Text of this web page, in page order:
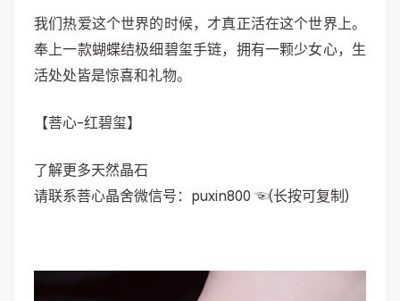
我们热爱这个世界的时候，才真正活在这个世界上。
奉上一款蝴蝶结极细碧玺手链，拥有一颗少女心，生
活处处皆是惊喜和礼物。
【菩心-红碧玺】
了解更多天然晶石
请联系菩心晶舍微信号：puxin800 ☜(长按可复制)